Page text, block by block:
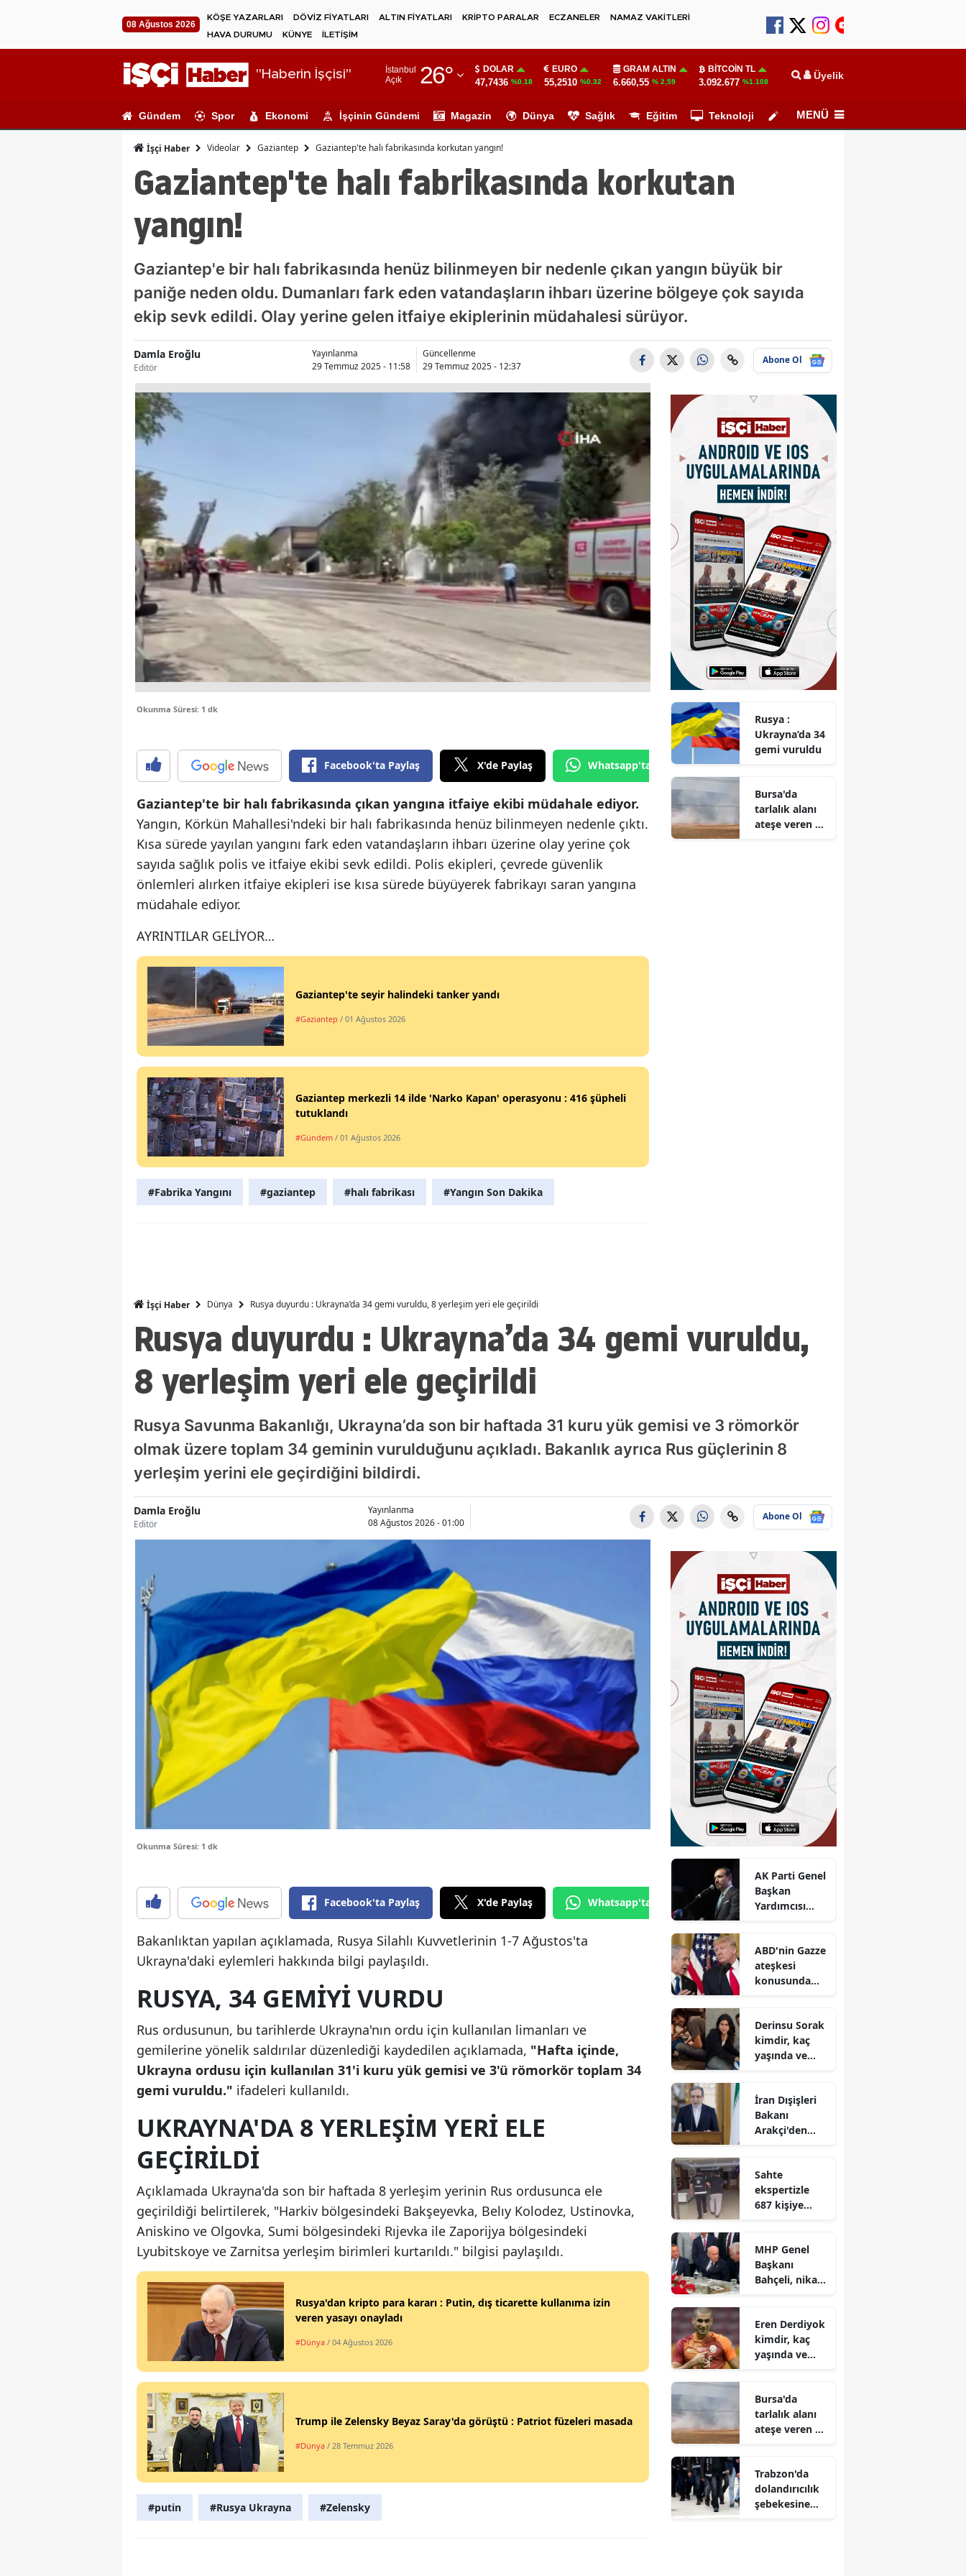
08 Ağustos 2026
KÖŞE YAZARLARI DÖVİZ FİYATLARI ALTIN FİYATLARI KRİPTO PARALAR ECZANELER
NAMAZ VAKİTLERİ
HAVA DURUMU
KÜNYE İLETİŞİM
"Haberin İşçisi"
İstanbul
Açık
26°
Adıyaman
Ağrı
Ankara
Aydın
Balıkesir
Bilecik
Bingöl
Bitlis
Burdur
Bursa
Çanakkale
Çankırı
Çorum
Denizli
Diyarbakır
Elazığ
Erzurum
Eskişehir
Gaziantep
Giresun
Gümüşhane
Isparta
İstanbul
Kastamonu
Kırşehir
Malatya
Manisa
Kahramanmaraş
Mardin
Muğla
Muş
Niğde
Ordu
Rize
Sakarya
Samsun
Siirt
Sinop
Sivas
Tekirdağ
Uşak
Yozgat
Zonguldak
Bayburt
Karaman
Batman
Bartın
Ardahan
Iğdır
Osmaniye
DOLAR
47,7436 %0.18
EURO
55,2510 %0.32
GRAM ALTIN
6.660,55 % 2,59
BITCOIN TL
3.092.677 %1.108 Üyelik
Gündem Spor Ekonomi İşçinin Gündemi Magazin Dünya Sağlık Eğitim Teknoloji Köşe Yazarları
MENÜ
İşçi Haber Videolar Gaziantep Gaziantep'te halı fabrikasında korkutan yangın!
Gaziantep'te halı fabrikasında korkutan
yangın!
Gaziantep'e bir halı fabrikasında henüz bilinmeyen bir nedenle çıkan yangın büyük bir
paniğe neden oldu. Dumanları fark eden vatandaşların ihbarı üzerine bölgeye çok sayıda
ekip sevk edildi. Olay yerine gelen itfaiye ekiplerinin müdahalesi sürüyor.
Damla Eroğlu
Editör
Yayınlanma
29 Temmuz 2025 - 11:58
Güncellenme
29 Temmuz 2025 - 12:37
Abone Ol
Okunma Süresi: 1 dk
Facebook'ta Paylaş X'de Paylaş Whatsapp'tan Gönder
Gaziantep'te bir halı fabrikasında çıkan yangına itfaiye ekibi müdahale ediyor.
Yangın, Körkün Mahallesi'ndeki bir halı fabrikasında henüz bilinmeyen nedenle çıktı.
Kısa sürede yayılan yangını fark eden vatandaşların ihbarı üzerine olay yerine çok
sayıda sağlık polis ve itfaiye ekibi sevk edildi. Polis ekipleri, çevrede güvenlik
önlemleri alırken itfaiye ekipleri ise kısa sürede büyüyerek fabrikayı saran yangına
müdahale ediyor.
AYRINTILAR GELİYOR…
Gaziantep'te seyir halindeki tanker yandı
#Gaziantep / 01 Ağustos 2026
Gaziantep merkezli 14 ilde 'Narko Kapan' operasyonu : 416 şüpheli
tutuklandı
#Gündem / 01 Ağustos 2026
#Fabrika Yangını #gaziantep #halı fabrikası #Yangın Son Dakika
Rusya :
Ukrayna’da 34
gemi vuruldu
Bursa'da
tarlalık alanı
ateşe veren 16
İşçi Haber Dünya Rusya duyurdu : Ukrayna’da 34 gemi vuruldu, 8 yerleşim yeri ele geçirildi
Rusya duyurdu : Ukrayna’da 34 gemi vuruldu,
8 yerleşim yeri ele geçirildi
Rusya Savunma Bakanlığı, Ukrayna’da son bir haftada 31 kuru yük gemisi ve 3 römorkör
olmak üzere toplam 34 geminin vurulduğunu açıkladı. Bakanlık ayrıca Rus güçlerinin 8
yerleşim yerini ele geçirdiğini bildirdi.
Damla Eroğlu
Editör
Yayınlanma
08 Ağustos 2026 - 01:00
Abone Ol
Okunma Süresi: 1 dk
Facebook'ta Paylaş X'de Paylaş Whatsapp'tan Gönder
Bakanlıktan yapılan açıklamada, Rusya Silahlı Kuvvetlerinin 1-7 Ağustos'ta
Ukrayna'daki eylemleri hakkında bilgi paylaşıldı.
RUSYA, 34 GEMİYİ VURDU
Rus ordusunun, bu tarihlerde Ukrayna'nın ordu için kullanılan limanları ve
gemilerine yönelik saldırılar düzenlediği kaydedilen açıklamada, "Hafta içinde,
Ukrayna ordusu için kullanılan 31'i kuru yük gemisi ve 3'ü römorkör toplam 34
gemi vuruldu." ifadeleri kullanıldı.
UKRAYNA'DA 8 YERLEŞIM YERI ELE
GEÇIRILDI
Açıklamada Ukrayna'da son bir haftada 8 yerleşim yerinin Rus ordusunca ele
geçirildiği belirtilerek, "Harkiv bölgesindeki Bakşeyevka, Belıy Kolodez, Ustinovka,
Aniskino ve Olgovka, Sumi bölgesindeki Rıjevka ile Zaporijya bölgesindeki
Lyubitskoye ve Zarnitsa yerleşim birimleri kurtarıldı." bilgisi paylaşıldı.
Rusya'dan kripto para kararı : Putin, dış ticarette kullanıma izin
veren yasayı onayladı
#Dünya / 04 Ağustos 2026
Trump ile Zelensky Beyaz Saray'da görüştü : Patriot füzeleri masada
#Dünya / 28 Temmuz 2026
#putin #Rusya Ukrayna #Zelensky
AK Parti Genel
Başkan
Yardımcısı
birliği uzak
değil, yakındır
ABD'nin Gazze
ateşkesi
konusunda
Derinsu Sorak
kimdir, kaç
yaşında ve
oynadı?
İran Dışişleri
Bakanı
Arakçi'den
Sahte
ekspertizle
687 kişiye
suç örgütü
çökertildi
MHP Genel
Başkanı
Bahçeli, nikah
Eren Derdiyok
kimdir, kaç
yaşında ve
oynadı?
Bursa'da
tarlalık alanı
ateşe veren 16
yakalandı
Trabzon'da
dolandırıcılık
şebekesine